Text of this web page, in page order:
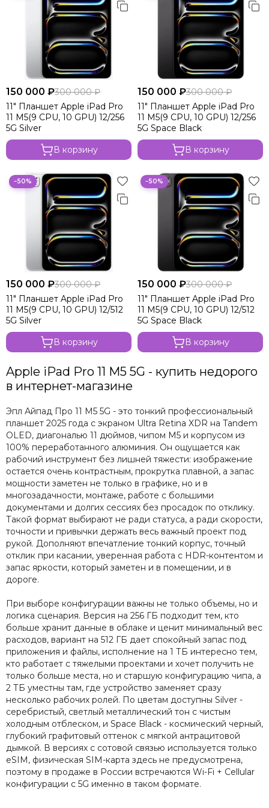
150 000 ₽300 000 ₽
11" Планшет Apple iPad Pro
11 M5(9 CPU, 10 GPU) 12/256
5G Silver
В корзину
150 000 ₽300 000 ₽
11" Планшет Apple iPad Pro
11 M5(9 CPU, 10 GPU) 12/256
5G Space Black
В корзину
−50%
150 000 ₽300 000 ₽
11" Планшет Apple iPad Pro
11 M5(9 CPU, 10 GPU) 12/512
5G Silver
В корзину
−50%
150 000 ₽300 000 ₽
11" Планшет Apple iPad Pro
11 M5(9 CPU, 10 GPU) 12/512
5G Space Black
В корзину
Apple iPad Pro 11 M5 5G - купить недорого
в интернет-магазине
Эпл Айпад Про 11 M5 5G - это тонкий профессиональный
планшет 2025 года с экраном Ultra Retina XDR на Tandem
OLED, диагональю 11 дюймов, чипом M5 и корпусом из
100% переработанного алюминия. Он ощущается как
рабочий инструмент без лишней тяжести: изображение
остается очень контрастным, прокрутка плавной, а запас
мощности заметен не только в графике, но и в
многозадачности, монтаже, работе с большими
документами и долгих сессиях без просадок по отклику.
Такой формат выбирают не ради статуса, а ради скорости,
точности и привычки держать весь важный проект под
рукой. Дополняют впечатление тонкий корпус, точный
отклик при касании, уверенная работа с HDR-контентом и
запас яркости, который заметен и в помещении, и в
дороге.
При выборе конфигурации важны не только объемы, но и
логика сценария. Версия на 256 ГБ подходит тем, кто
больше хранит данные в облаке и ценит минимальный вес
расходов, вариант на 512 ГБ дает спокойный запас под
приложения и файлы, исполнение на 1 ТБ интересно тем,
кто работает с тяжелыми проектами и хочет получить не
только больше места, но и старшую конфигурацию чипа, а
2 ТБ уместны там, где устройство заменяет сразу
несколько рабочих ролей. По цветам доступны Silver -
серебристый, светлый металлический тон с чистым
холодным отблеском, и Space Black - космический черный,
глубокий графитовый оттенок с мягкой антрацитовой
дымкой. В версиях с сотовой связью используется только
eSIM, физическая SIM-карта здесь не предусмотрена,
поэтому в продаже в России встречаются Wi-Fi + Cellular
конфигурации с 5G именно в таком формате.